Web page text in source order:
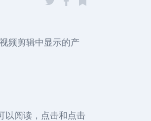
频剪辑中显示的产
以阅读，点击和点击